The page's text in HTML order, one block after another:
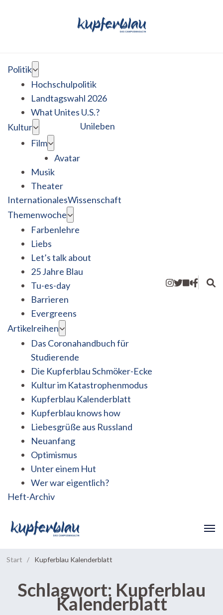
Politik
Hochschulpolitik
Landtagswahl 2026
What Unites U.S.?
Kultur
Film
Avatar
Musik
Theater
Unileben
InternationalesWissenschaft
Themenwoche
Farbenlehre
Liebs
Let’s talk about
25 Jahre Blau
Tu-es-day
Barrieren
Evergreens
Artikelreihen
Das Coronahandbuch für
Studierende
Die Kupferblau Schmöker-Ecke
Kultur im Katastrophenmodus
Kupferblau Kalenderblatt
Kupferblau knows how
Liebesgrüße aus Russland
Neuanfang
Optimismus
Unter einem Hut
Wer war eigentlich?
Heft-Archiv
Start / Kupferblau Kalenderblatt
Schlagwort: Kupferblau
Kalenderblatt